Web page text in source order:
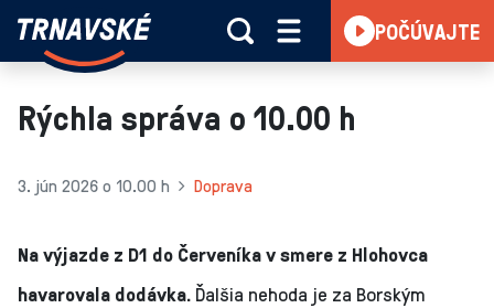
Skočiť na obsah
Trnavské
Vieme,
čo
deje
POČÚVAJTE
Rýchla správa o 10.00 h
3. jún 2026 o 10.00 h Doprava
Na výjazde z D1 do Červeníka v smere z Hlohovca
havarovala dodávka. Ďalšia nehoda je za Borským